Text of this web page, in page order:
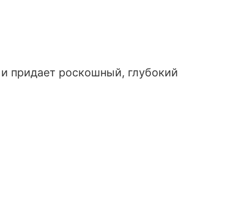
придает роскошный, глубокий